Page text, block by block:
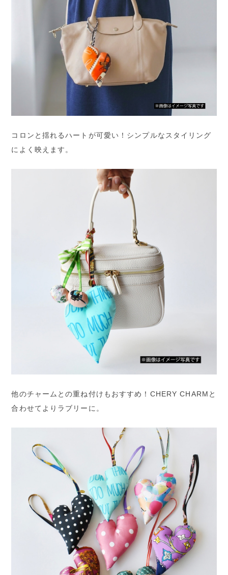
コロンと揺れるハートが可愛い！シンプルなスタイリング
によく映えます。
他のチャームとの重ね付けもおすすめ！CHERY CHARMと
合わせてよりラブリーに。